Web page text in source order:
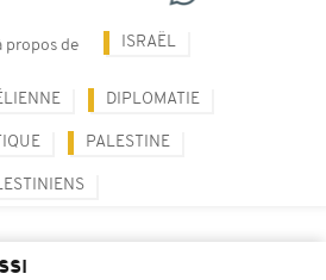
propos de ISRAËL
DIPLOMATIE
PALESTINE